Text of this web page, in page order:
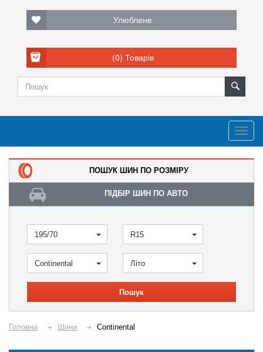
Улюблене
(0) Товарів
ПОШУК ШИН ПО РОЗМІРУ
ПІДБІР ШИН ПО АВТО
195/70 R15
Continental Літо
Пошук
Головна Шини Continental